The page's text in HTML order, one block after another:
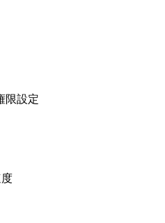
限設定